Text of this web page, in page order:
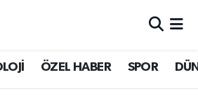
ÖZEL HABER SPOR